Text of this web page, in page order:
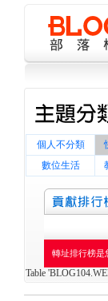
個人不分類
數位生活
轉址排行榜是
Table